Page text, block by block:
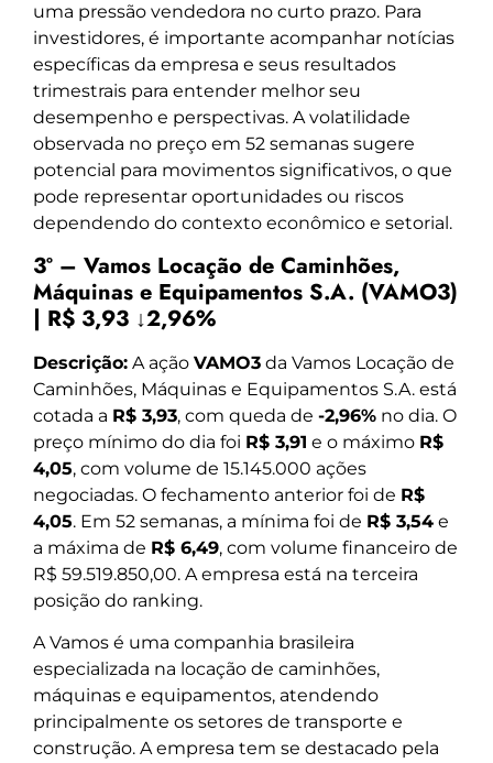
uma pressão vendedora no curto prazo. Para
investidores, é importante acompanhar notícias
específicas da empresa e seus resultados
trimestrais para entender melhor seu
desempenho e perspectivas. A volatilidade
observada no preço em 52 semanas sugere
potencial para movimentos significativos, o que
pode representar oportunidades ou riscos
dependendo do contexto econômico e setorial.
3º – Vamos Locação de Caminhões,
Máquinas e Equipamentos S.A. (VAMO3)
| R$ 3,93 ↓2,96%
Descrição: A ação VAMO3 da Vamos Locação de
Caminhões, Máquinas e Equipamentos S.A. está
cotada a R$ 3,93, com queda de -2,96% no dia. O
preço mínimo do dia foi R$ 3,91 e o máximo R$
4,05, com volume de 15.145.000 ações
negociadas. O fechamento anterior foi de R$
4,05. Em 52 semanas, a mínima foi de R$ 3,54 e
a máxima de R$ 6,49, com volume financeiro de
R$ 59.519.850,00. A empresa está na terceira
posição do ranking.
A Vamos é uma companhia brasileira
especializada na locação de caminhões,
máquinas e equipamentos, atendendo
principalmente os setores de transporte e
construção. A empresa tem se destacado pela